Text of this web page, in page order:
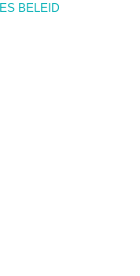
BELEID